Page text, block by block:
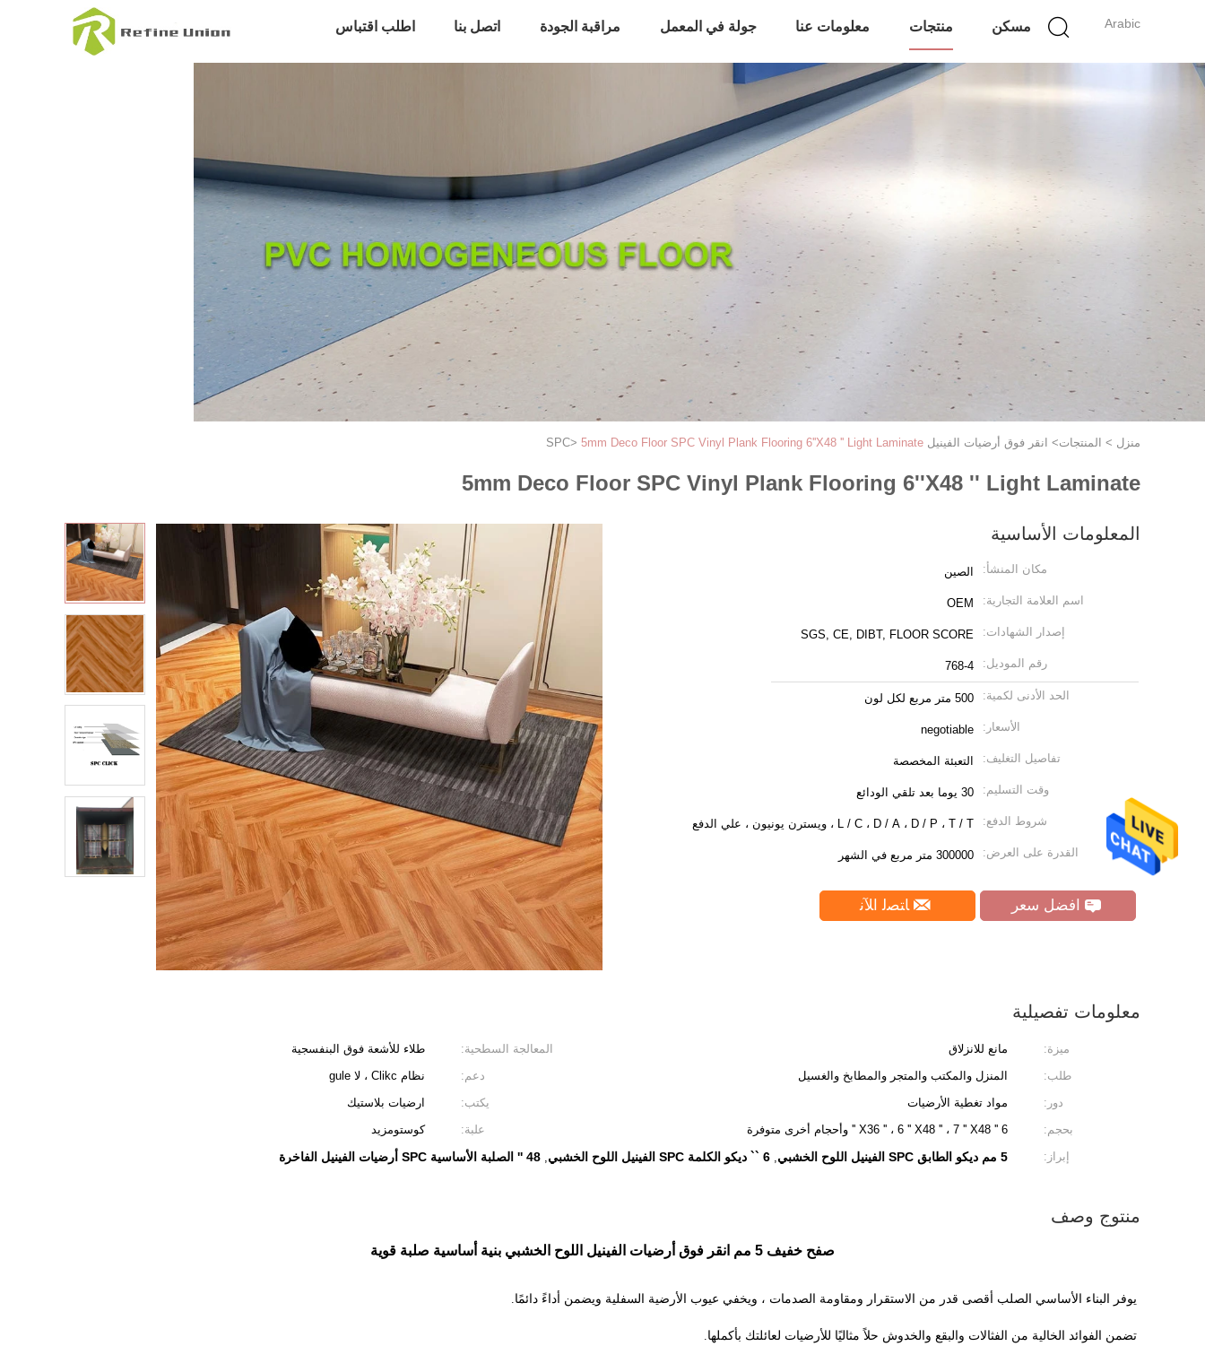
Arabic مسكن منتجات معلومات عنا جولة في المعمل مراقبة الجودة اتصل بنا اطلب اقتباس
منزل > المنتجات> انقر فوق أرضيات الفينيل SPC > 5mm Deco Floor SPC Vinyl Plank Flooring 6''X48 '' Light Laminate
5mm Deco Floor SPC Vinyl Plank Flooring 6''X48 '' Light Laminate
المعلومات الأساسية
مكان المنشأ: الصين
اسم العلامة التجارية: OEM
إصدار الشهادات: SGS, CE, DIBT, FLOOR SCORE
رقم الموديل: 768-4
الحد الأدنى لكمية: 500 متر مربع لكل لون
الأسعار: negotiable
تفاصيل التغليف: التعبئة المخصصة
وقت التسليم: 30 يوما بعد تلقي الودائع
شروط الدفع: L / C ، D / A ، D / P ، T / T ، ويسترن يونيون ، علي الدفع
القدرة على العرض: 300000 متر مربع في الشهر
افضل سعر ﺎﺘﺼﻟ ﺍﻶﻧ
معلومات تفصيلية
ميزة: مانع للانزلاق المعالجة السطحية:
طلاء للأشعة فوق البنفسجية
طلب:
المنزل والمكتب والمتجر والمطابخ والغسيل دعم:
نظام Clikc ، لا gule
دور:
مواد تغطية الأرضيات يكتب:
ارضيات بلاستيك
بحجم:
6 '' X36 '' ، 6 '' X48 '' ، 7 '' X48 '' وأحجام أخرى متوفرة علبة:
كوستومزيد
إبراز:
5 مم ديكو الطابق SPC الفينيل اللوح الخشبي , 6 `` ديكو الكلمة SPC الفينيل اللوح الخشبي , 48 '' الصلبة الأساسية SPC أرضيات الفينيل الفاخرة
منتوج وصف
صفح خفيف 5 مم انقر فوق أرضيات الفينيل اللوح الخشبي بنية أساسية صلبة قوية
يوفر البناء الأساسي الصلب أقصى قدر من الاستقرار ومقاومة الصدمات ، ويخفي عيوب الأرضية السفلية ويضمن أداءً دائمًا.
تضمن الفوائد الخالية من الفثالات والبقع والخدوش حلاً مثاليًا للأرضيات لعائلتك بأكملها.